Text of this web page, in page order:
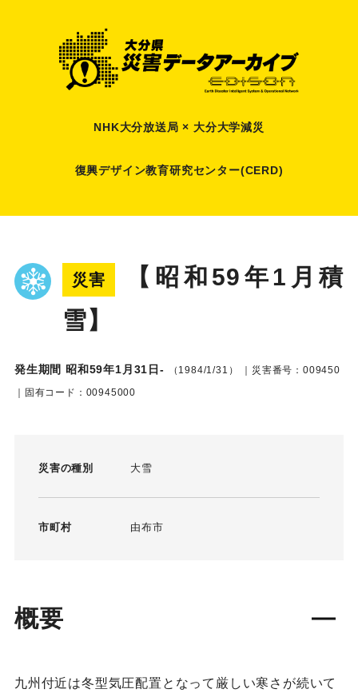
NHK大分放送局 × 大分大学減災
復興デザイン教育研究センター(CERD)
災害
【昭和59年1月積
雪】
発生期間 昭和59年1月31日- （1984/1/31）
｜災害番号：009450
｜固有コード：00945000
災害の種別 大雪
市町村 由布市
概要
九州付近は冬型気圧配置となって厳しい寒さが続いて